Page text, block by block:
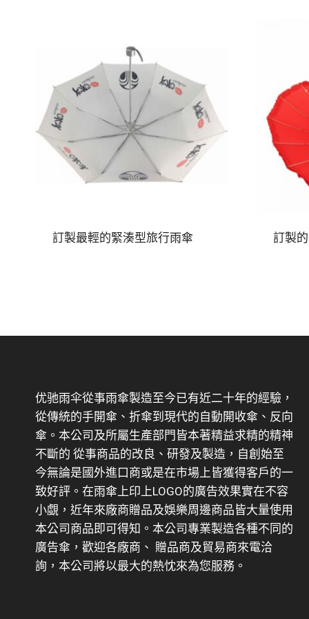
訂製最輕的緊湊型旅行雨傘 訂製
优驰雨伞從事雨傘製造至今已有近二十年的經驗，
從傳統的手開傘、折傘到現代的自動開收傘、反向
傘。本公司及所屬生產部門皆本著精益求精的精神
不斷的 從事商品的改良、研發及製造，自創始至
今無論是國外進口商或是在市場上皆獲得客戶的一
致好評。在雨傘上印上LOGO的廣告效果實在不容
小覷，近年來廠商贈品及娛樂周邊商品皆大量使用
本公司商品即可得知。本公司專業製造各種不同的
廣告傘，歡迎各廠商、 贈品商及貿易商來電洽
詢，本公司將以最大的熱忱來為您服務。